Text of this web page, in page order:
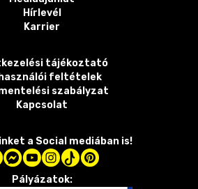
Hírlevél
Karrier
tájékoztató
feltételek
szabályzat
Kapcsolat
a Social mediában is!
Pályázatok: